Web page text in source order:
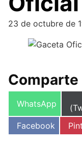
23 de octubre de
Compartir
WhatsApp
Compartir
en
Facebook
en